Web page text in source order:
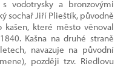
vodotrysky a bronzovými
sochař Jiří Plieštík, původně
kašen, které město věnoval
Kašna na druhé straně
navazuje na původní
později tzv. Riedlovu